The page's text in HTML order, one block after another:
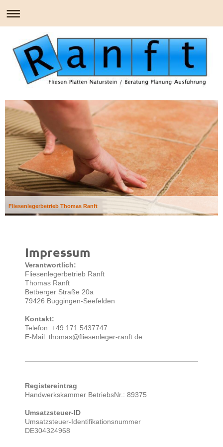
Fliesenlegerbetrieb Thomas Ranft
Impressum
Verantwortlich:
Fliesenlegerbetrieb Ranft
Thomas Ranft
Betberger Straße 20a
79426 Buggingen-Seefelden
Kontakt:
Telefon: +49 171 5437747
E-Mail: thomas@fliesenleger-ranft.de
Registereintrag
Handwerkskammer BetriebsNr.: 89375
Umsatzsteuer-ID
Umsatzsteuer-Identifikationsnummer
DE304324968